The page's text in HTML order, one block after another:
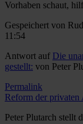
Vorhaben schaut,
Gespeichert von
11:54
Antwort auf Die
gestellt: von Peter
Permalink
Reform der privaten
Peter Plutarch stellt